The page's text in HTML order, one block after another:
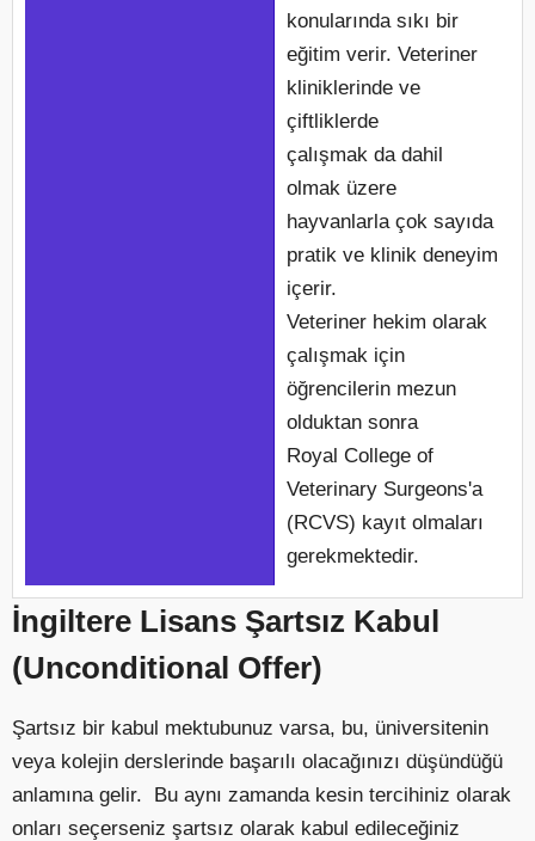
konularında sıkı bir
eğitim verir. Veteriner
kliniklerinde ve
çiftliklerde
çalışmak da dahil
olmak üzere
hayvanlarla çok sayıda
pratik ve klinik deneyim
içerir.
Veteriner hekim olarak
çalışmak için
öğrencilerin mezun
olduktan sonra
Royal College of
Veterinary Surgeons'a
(RCVS) kayıt olmaları
gerekmektedir.
İngiltere Lisans Şartsız Kabul
(Unconditional Offer)
Şartsız bir kabul mektubunuz varsa, bu, üniversitenin
veya kolejin derslerinde başarılı olacağınızı düşündüğü
anlamına gelir. Bu aynı zamanda kesin tercihiniz olarak
onları seçerseniz şartsız olarak kabul edileceğiniz